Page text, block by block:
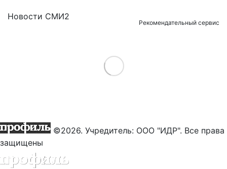
Новости СМИ2
Рекомендательный сервис
Load More
©2026. Учредитель: ООО "ИДР". Все права
защищены